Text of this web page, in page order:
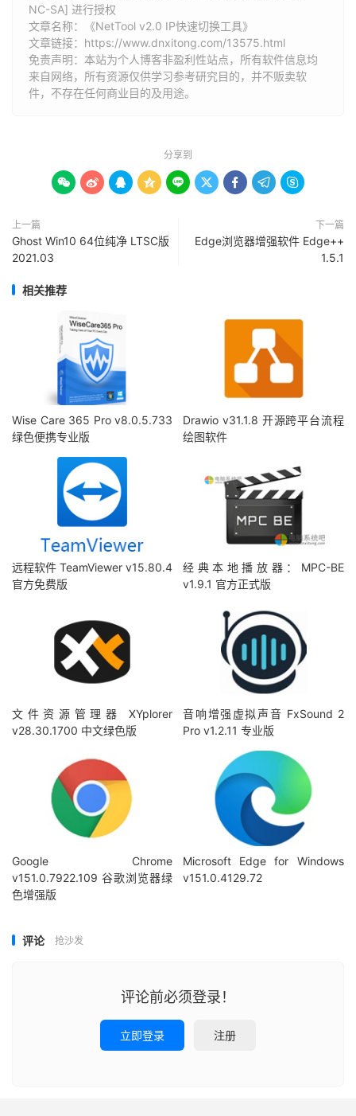
NC-SA] 进行授权
文章名称：《NetTool v2.0 IP快速切换工具》
文章链接： https://www.dnxitong.com/13575.html
免责声明：本站为个人博客非盈利性站点，所有软件信息均
来自网络，所有资源仅供学习参考研究目的，并不贩卖软
件，不存在任何商业目的及用途。
分享到
        
上一篇
Ghost Win10 64位纯净 LTSC版
2021.03
下一篇
Edge浏览器增强软件 Edge++
1.5.1
相关推荐
Wise Care 365 Pro v8.0.5.733
绿色便携专业版
Drawio v31.1.8 开源跨平台流程
绘图软件
远程软件 TeamViewer v15.80.4
官方免费版
经典本地播放器：MPC-BE
v1.9.1 官方正式版
文件资源管理器 XYplorer
v28.30.1700 中文绿色版
音响增强虚拟声音 FxSound 2
Pro v1.2.11 专业版
Google Chrome
v151.0.7922.109 谷歌浏览器绿
色增强版
Microsoft Edge for Windows
v151.0.4129.72
评论 抢沙发
评论前必须登录！
立即登录 注册